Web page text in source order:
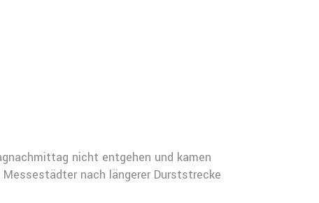
nicht entgehen und kamen
nach längerer Durststrecke